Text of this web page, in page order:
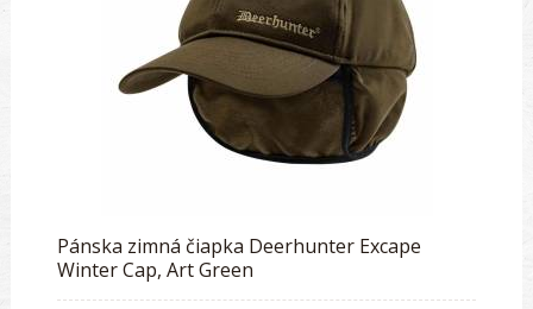
Pánska zimná čiapka Deerhunter Excape
Winter Cap, Art Green